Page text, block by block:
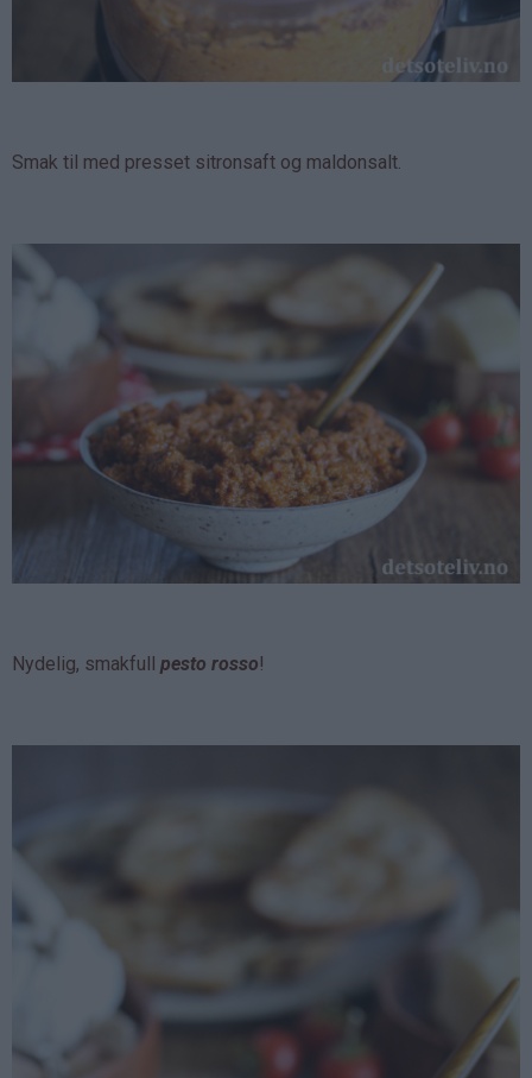
Smak til med presset sitronsaft og maldonsalt.
Nydelig, smakfull pesto rosso!